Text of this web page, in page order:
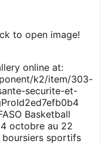
to open image!
online at:
k2/item/303-
securite-et-
Basketball
octobre au 22
boursiers sportifs